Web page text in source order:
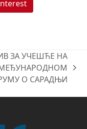
ЗА УЧЕШЋЕ НА
О САРАДЊИ